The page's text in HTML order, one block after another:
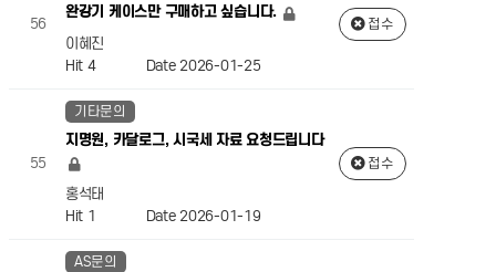
56
완강기 케이스만 구매하고 싶습니다.
이혜진
Hit 4 Date 2026-01-25
접수
55
기타문의
지명원, 카달로그, 시국세 자료 요청드립니다
홍석태
Hit 1 Date 2026-01-19
접수
AS문의